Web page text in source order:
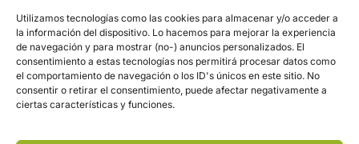
Utilizamos tecnologías como las cookies para almacenar y/o acceder a
la información del dispositivo. Lo hacemos para mejorar la experiencia
de navegación y para mostrar (no-) anuncios personalizados. El
consentimiento a estas tecnologías nos permitirá procesar datos como
el comportamiento de navegación o los ID's únicos en este sitio. No
consentir o retirar el consentimiento, puede afectar negativamente a
ciertas características y funciones.